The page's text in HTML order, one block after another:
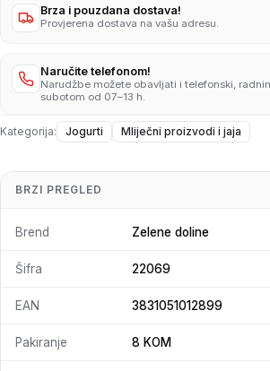
500g
količina
Brza i pouzdana dostava!
Provjerena dostava na vašu adresu.
Naručite telefonom!
Narudžbe možete obavljati i telefonski,
subotom od 07–13 h.
Kategorija: Jogurti Mliječni proizvodi i jaja
BRZI PREGLED
Brend Zelene doline
Šifra 22069
EAN 3831051012899
Pakiranje 8 KOM